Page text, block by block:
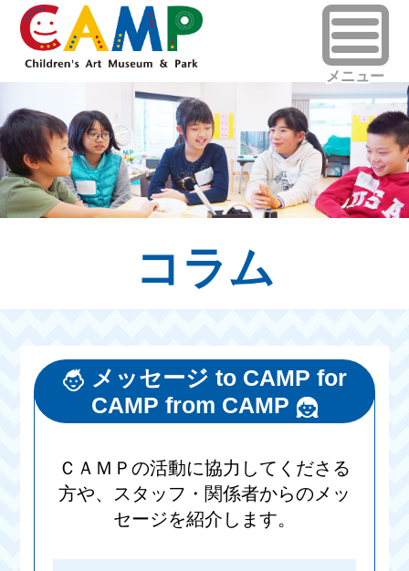
コラム
メッセージ to CAMP for
CAMP from CAMP
ＣＡＭＰの活動に協力してくださる
方や、スタッフ・関係者からのメッ
セージを紹介します。